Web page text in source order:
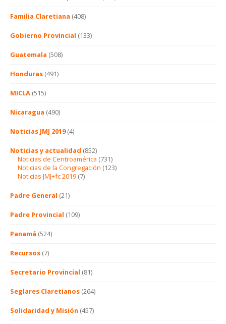
Familia Claretiana (408)
Gobierno Provincial (133)
Guatemala (508)
Honduras (491)
MICLA (515)
Nicaragua (490)
Noticias JMJ 2019(4)
Noticias y actualidad (852)
Noticias de Centroamérica (731)
Noticias de la Congregación (123)
Noticias JMJ+fc 2019 (7)
Padre General (21)
Padre Provincial (109)
Panamá (524)
Recursos (7)
Secretario Provincial (81)
Seglares Claretianos (264)
Solidaridad y Misión (457)